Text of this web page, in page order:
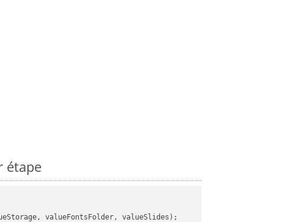
étape
valueFontsFolder, valueSlides);